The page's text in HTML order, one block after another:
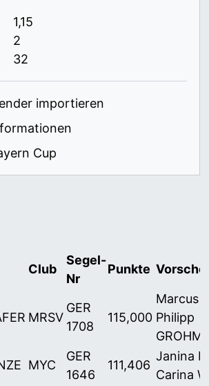
1,15
2
32
importieren
Cup
Club
Segel-
Nr
Punkte
MRSV
GER
1708
115,000
Marcus
Philipp
MYC
GER
1646
111,406
Janina
Carina